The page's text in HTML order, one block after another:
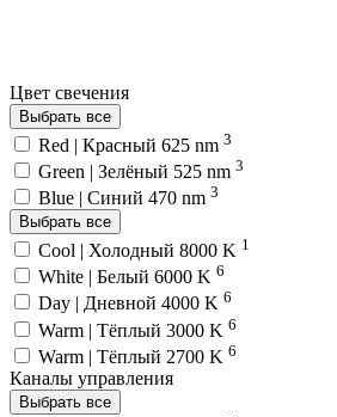
Цвет свечения
Выбрать все
Red | Красный 625 nm 3
Green | Зелёный 525 nm 3
Blue | Синий 470 nm 3
Выбрать все
Cool | Холодный 8000 K 1
White | Белый 6000 K 6
Day | Дневной 4000 K 6
Warm | Тёплый 3000 K 6
Warm | Тёплый 2700 K 6
Каналы управления
Выбрать все